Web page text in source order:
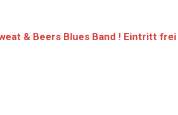
& Beers Blues Band ! Eintritt frei